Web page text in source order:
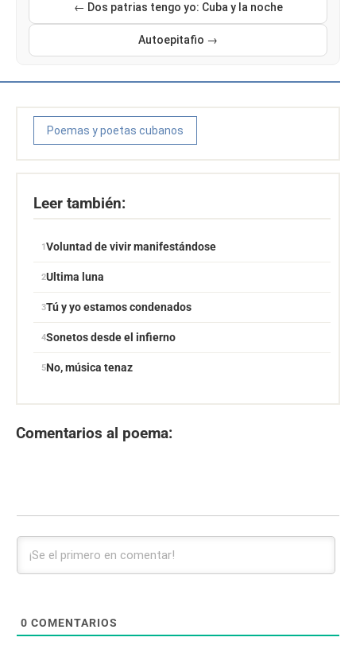
← Dos patrias tengo yo: Cuba y la noche
Autoepitafio →
Poemas y poetas cubanos
Leer también:
Voluntad de vivir manifestándose
Ultima luna
Tú y yo estamos condenados
Sonetos desde el infierno
No, música tenaz
Comentarios al poema:
0 COMENTARIOS